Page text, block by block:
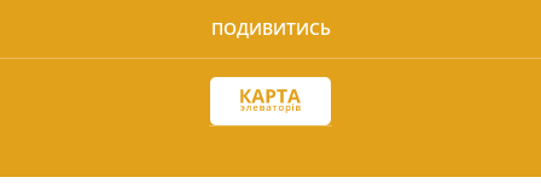
ПОДИВИТИСЬ